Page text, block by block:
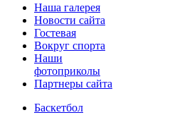
Наша галерея
Новости сайта
Гостевая
Вокруг спорта
Наши
фотоприколы
Партнеры сайта
Баскетбол